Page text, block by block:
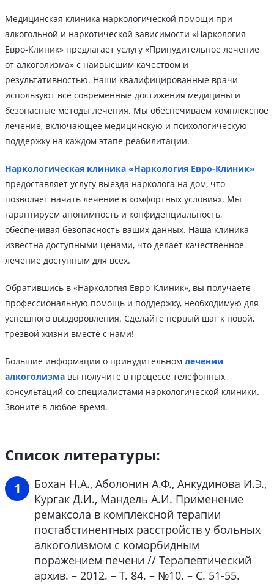
Медицинская клиника наркологической помощи при
алкогольной и наркотической зависимости «Наркология
Евро-Клиник» предлагает услугу «Принудительное лечение
от алкоголизма» с наивысшим качеством и
результативностью. Наши квалифицированные врачи
используют все современные достижения медицины и
безопасные методы лечения. Мы обеспечиваем комплексное
лечение, включающее медицинскую и психологическую
поддержку на каждом этапе реабилитации.
Наркологическая клиника «Наркология Евро-Клиник»
предоставляет услугу выезда нарколога на дом, что
позволяет начать лечение в комфортных условиях. Мы
гарантируем анонимность и конфиденциальность,
обеспечивая безопасность ваших данных. Наша клиника
известна доступными ценами, что делает качественное
лечение доступным для всех.
Обратившись в «Наркология Евро-Клиник», вы получаете
профессиональную помощь и поддержку, необходимую для
успешного выздоровления. Сделайте первый шаг к новой,
трезвой жизни вместе с нами!
Большие информации о принудительном лечении
алкоголизма вы получите в процессе телефонных
консультаций со специалистами наркологической клиники.
Звоните в любое время.
Список литературы:
Бохан Н.А., Аболонин А.Ф., Анкудинова И.Э.,
Кургак Д.И., Мандель А.И. Применение
ремаксола в комплексной терапии
постабстинентных расстройств у больных
алкоголизмом с коморбидным
поражением печени // Терапевтический
архив. – 2012. – Т. 84. – №10. – С. 51-55.